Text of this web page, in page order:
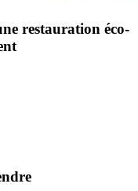
restauration éco-